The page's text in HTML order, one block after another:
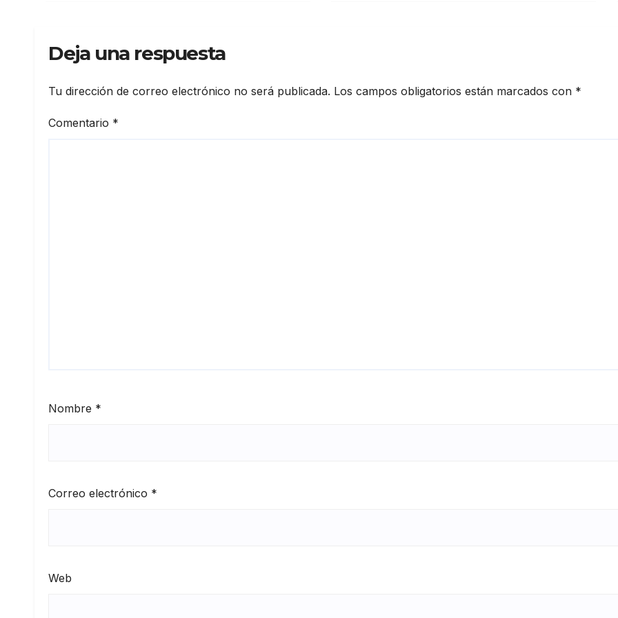
Daule
Deja una respuesta
Tu dirección de correo electrónico no será publicada. Los campos obligatorios están marcados con *
Comentario *
Nombre *
Correo electrónico *
Web